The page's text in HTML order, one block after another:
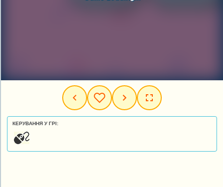
КЕРУВАННЯ У ГРІ: